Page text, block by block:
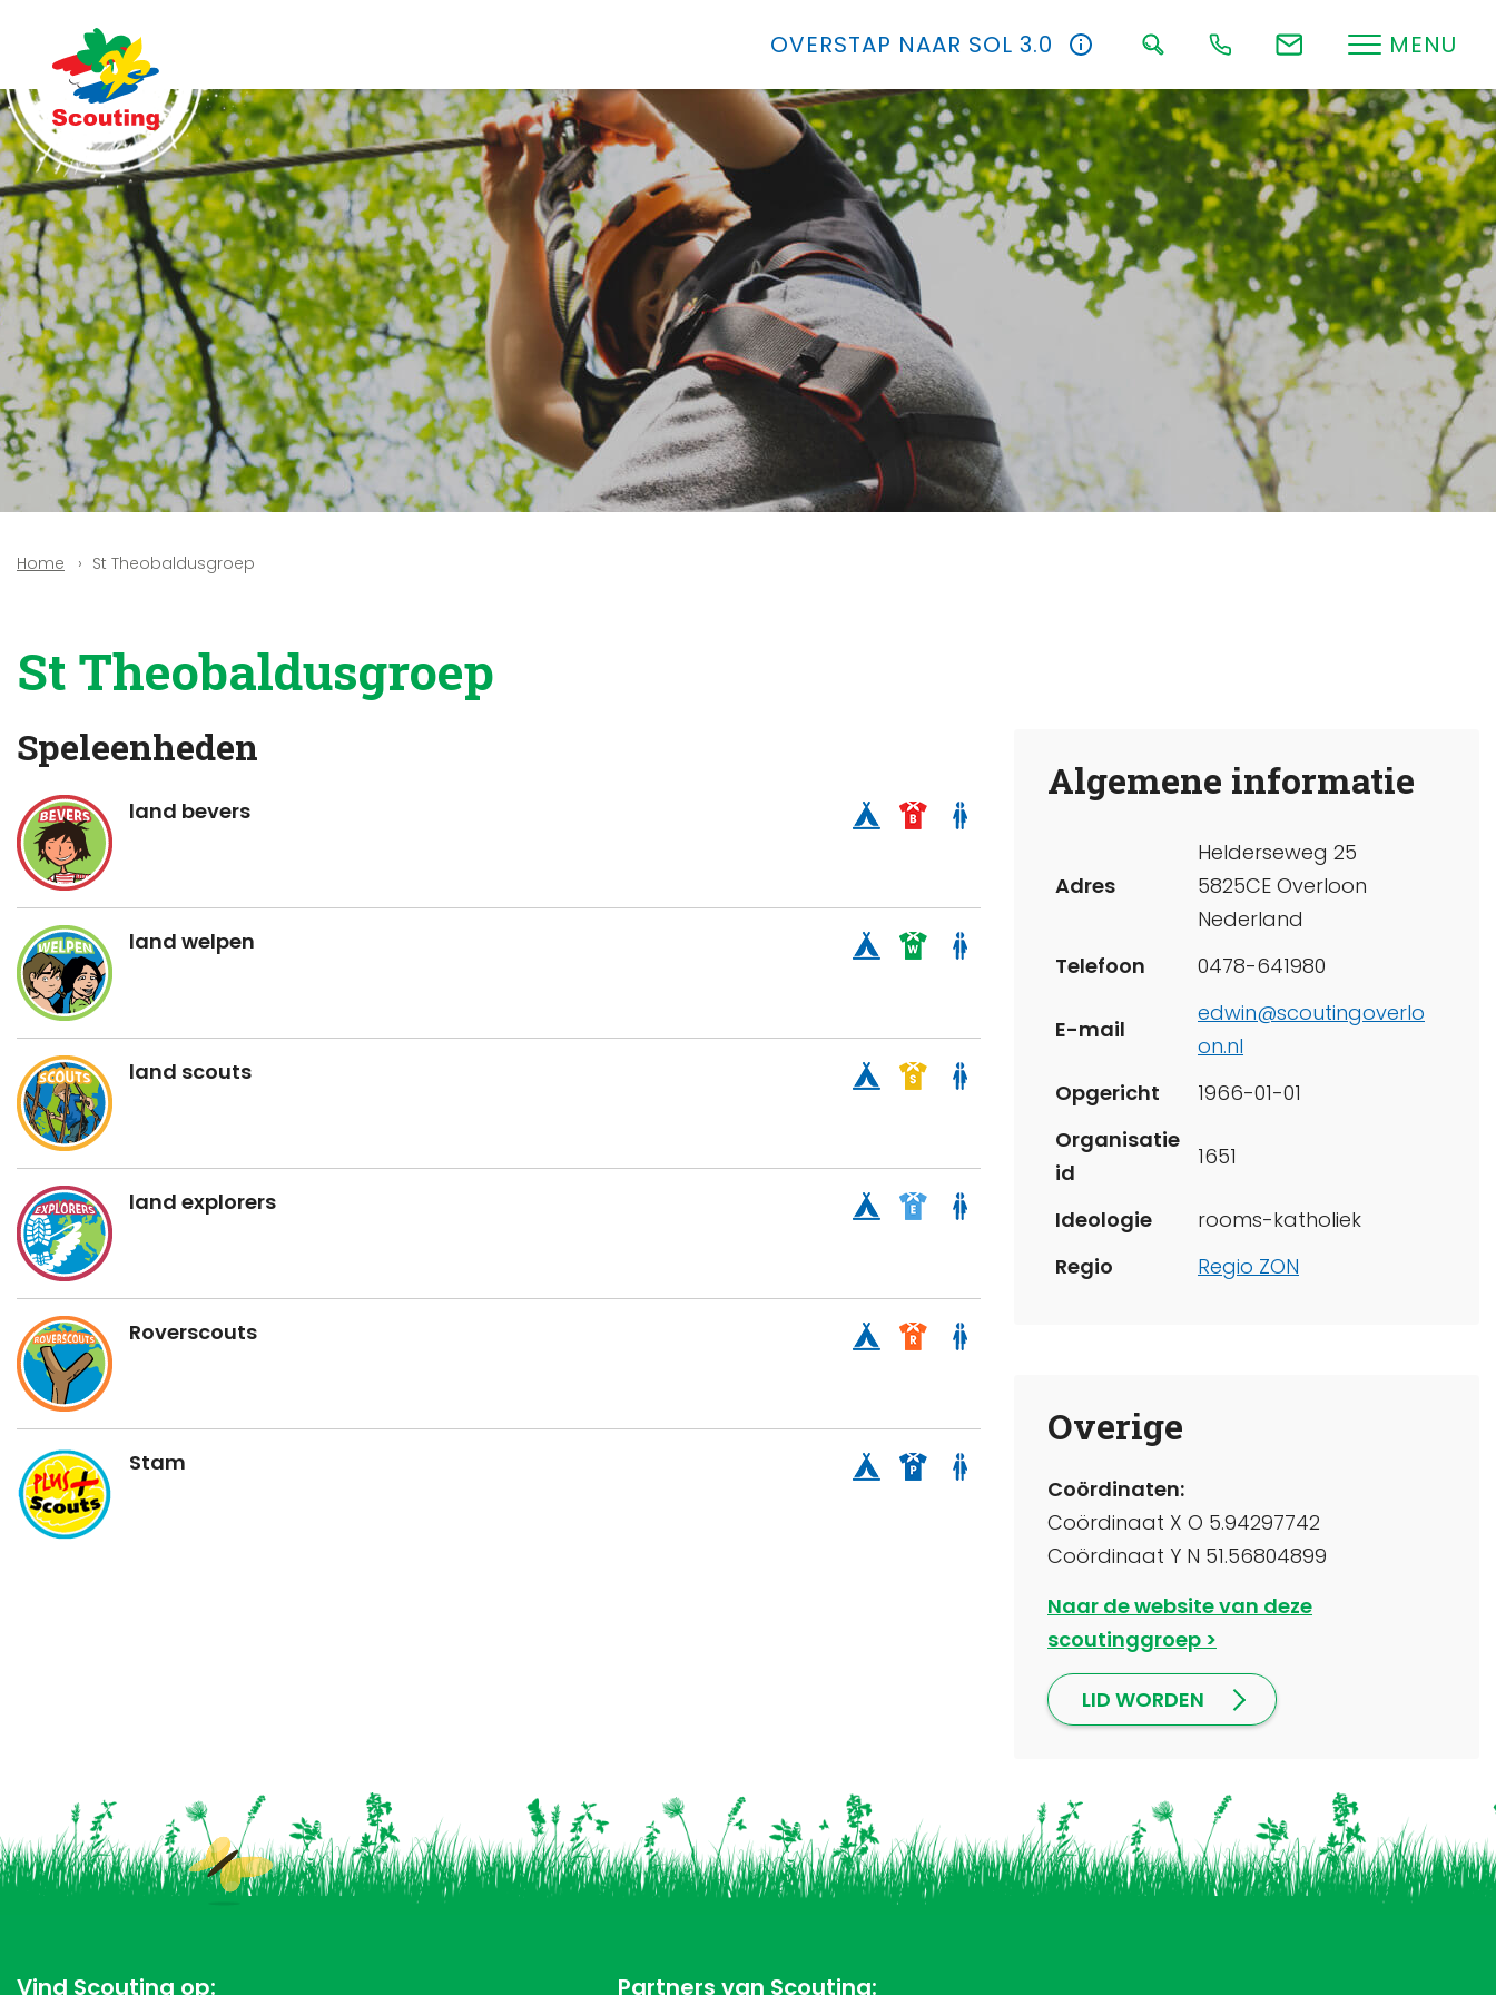
OVERSTAP NAAR SOL 3.0 MENU
Home St Theobaldusgroep
St Theobaldusgroep
Speleenheden
land bevers
land welpen
land scouts
land explorers
Roverscouts
Stam
Algemene informatie
Adres
Helderseweg 25
5825CE Overloon
Nederland
Telefoon
0478-641980
E-mail
edwin@scoutingoverlo
on.nl
Opgericht
1966-01-01
Organisatie
id
1651
Ideologie
rooms-katholiek
Regio
Regio ZON
Overige
Coördinaten:
Coördinaat X O 5.94297742
Coördinaat Y N 51.56804899
Naar de website van deze
scoutinggroep
LID WORDEN
Vind Scouting op: Partners van Scouting: